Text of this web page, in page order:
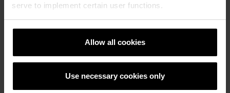
serve to implement certain user functions.
Allow all cookies
Use necessary cookies only